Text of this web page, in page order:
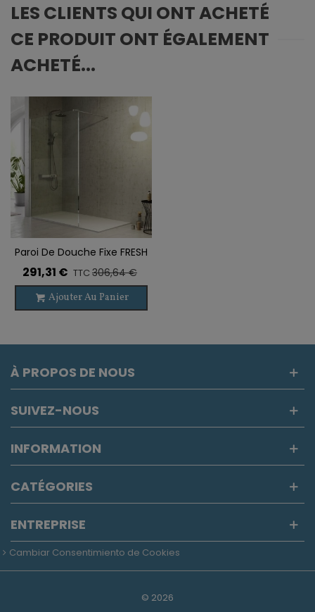
LES CLIENTS QUI ONT ACHETÉ
CE PRODUIT ONT ÉGALEMENT
ACHETÉ...
Paroi De Douche Fixe FRESH
291,31 € TTC 306,64 €
Ajouter Au Panier
À PROPOS DE NOUS
SUIVEZ-NOUS
INFORMATION
CATÉGORIES
ENTREPRISE
Cambiar Consentimiento de Cookies
© 2026